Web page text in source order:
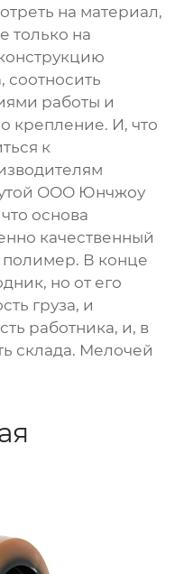
на материал,
только на
работы и
крепление. И, что
к
ООО Юнчжоу
основа
качественный
В конце
но от его
груза, и
работника, и, в
склада. Мелочей